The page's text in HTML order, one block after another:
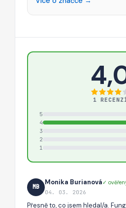
1
5
4
3
2
1
MB
Monika Burianová✓
04. 03. 2026
Přesně to, co jsem hledal/a.